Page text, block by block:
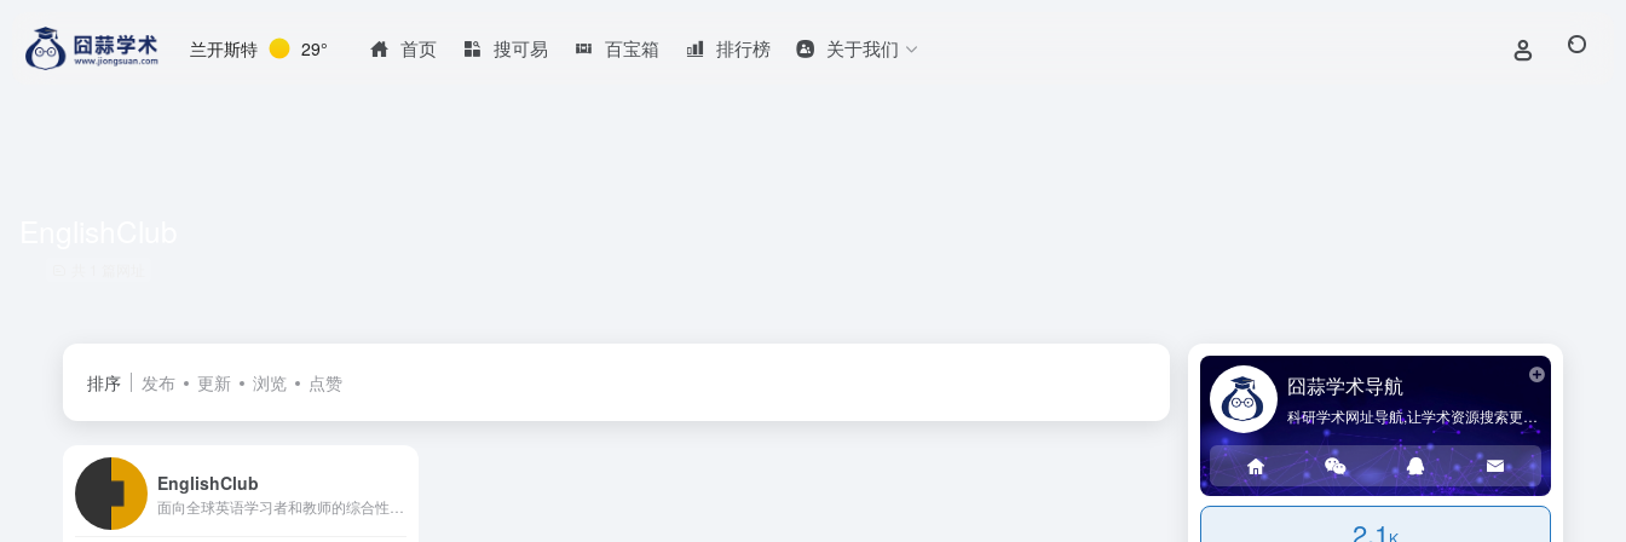
兰开斯特 29° 首页 搜可易 百宝箱 排行榜 关于我们
排序 发布 更新 浏览 点赞
EnglishClub
囧蒜学术导航
科研学术网址导航,让学术资源搜索更简单!
2.1 K